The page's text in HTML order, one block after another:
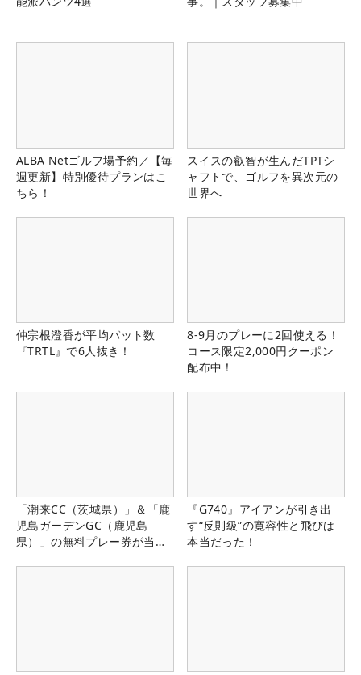
ALBA Netゴルフ場予約／【毎
週更新】特別優待プランはこ
ちら！
スイスの叡智が生んだTPTシ
ャフトで、ゴルフを異次元の
世界へ
仲宗根澄香が平均パット数
『TRTL』で6人抜き！
8-9月のプレーに2回使える！
コース限定2,000円クーポン
配布中！
「潮来CC（茨城県）」＆「鹿
児島ガーデンGC（鹿児島
県）」の無料プレー券が当た
『G740』アイアンが引き出
す“反則級”の寛容性と飛びは
本当だった！